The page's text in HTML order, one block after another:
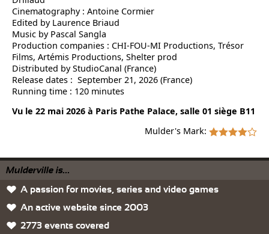
Cinematography : Antoine Cormier
Edited by Laurence Briaud
Music by Pascal Sangla
Production companies : CHI-FOU-MI Productions, Trésor
Films, Artémis Productions, Shelter prod
Distributed by StudioCanal (France)
Release dates : September 21, 2026 (France)
Running time : 120 minutes
Vu le 22 mai 2026 à Paris Pathe Palace, salle 01 siège B11
Mulder's Mark:
Mulderville is...
A passion for movies, series and video games
An active website since 2003
2773 events covered